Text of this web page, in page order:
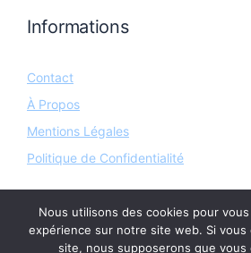
Informations
Contact
À Propos
Mentions Légales
Politique de Confidentialité
Nous utilisons des cookies pour
expérience sur notre site web. Si vous
site, nous supposerons que